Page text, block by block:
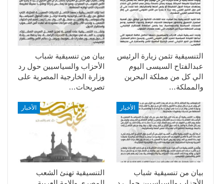
بيان من تنسيقية شباب
الأحزاب والسياسيين حول رد
وزارة الخارجية المصرية على
تصريحات…
التنسيقية تثمن زيارة الرئيس
عبدالفتاح السيسى اليوم
الي كل من مملكة البحرين
والمملكة…
الأخبار
التنسيقية تهنئ الشعب
الأخبار
بيان من تنسيقية شباب